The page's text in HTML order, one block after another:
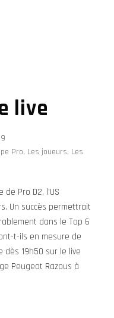
live
Pro, Les joueurs, Les
Pro D2, l’US
Un succès permettrait
dans le Top 6
t-ils en mesure de
dès 19h50 sur le live
Peugeot Razous à